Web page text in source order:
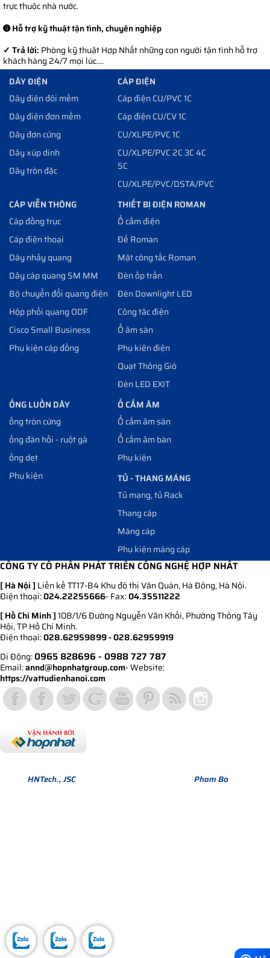
trực thuộc nhà nước.
➍ Hỗ trợ kỹ thuật tận tình, chuyên nghiệp
✓ Trả lời: Phòng kỹ thuật Hợp Nhất những con người tận tình hỗ trợ
khách hàng 24/7 mọi lúc....
DÂY ĐIỆN
Dây điện đôi mềm
Dây điện đơn mềm
Dây đơn cứng
Dây xúp dính
Dây tròn đặc
CÁP ĐIỆN
Cáp điện CU/PVC 1C
Cáp điện CU/CV 1C
CU/XLPE/PVC 1C
CU/XLPE/PVC 2C 3C 4C
5C
CU/XLPE/PVC/DSTA/PVC
CÁP VIỄN THÔNG
Cáp đồng trục
Cáp điện thoại
Dây nhảy quang
Dây cáp quang SM MM
Bộ chuyển đổi quang điện
Hộp phối quang ODF
Cisco Small Business
Phụ kiện cáp đồng
THIẾT BỊ ĐIỆN ROMAN
Ổ cắm điện
Đế Roman
Mặt công tắc Roman
Đèn ốp trần
Đèn Downlight LED
Công tăc điện
Ổ âm sàn
Phụ kiện điện
Quạt Thông Gió
Đèn LED EXIT
ỐNG LUỒN DÂY
ống tròn cứng
ống đàn hồi - ruột gà
ống dẹt
Phụ kiện
Ổ CẮM ÂM
Ổ cắm âm sàn
Ổ cắm âm bàn
Phụ kiện
TỦ - THANG MÁNG
Tủ mạng, tủ Rack
Thang cáp
Máng cáp
Phụ kiện máng cáp
CÔNG TY CỔ PHẦN PHÁT TRIỂN CÔNG NGHỆ HỢP NHẤT
[ Hà Nội ] Liền kề TT17-B4 Khu đô thị Văn Quán, Hà Đông, Hà Nội.
Điện thoại:024.22255666- Fax:04.35511222
[ Hồ Chí Minh ]108/1/6 Đường Nguyễn Văn Khối, Phường Thông Tây
Hội, TP Hồ Chí Minh.
Điện thoại:028.62959899 - 028.62959919
Di Động:0965 828696 - 0988 727 787
Email:annd@hopnhatgroup.com- Website:
https://vattudienhanoi.com
HNTech., JSC Pham Ba